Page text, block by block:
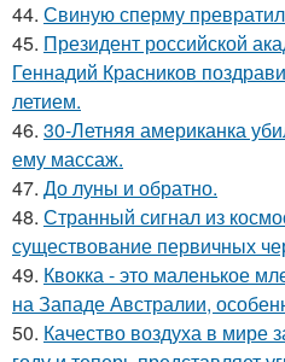
44. Свиную сперму
45. Президент российской
Геннадий Красников
летием.
46. 30-Летняя американка
ему массаж.
47. До луны и обратно.
48. Странный сигнал из
существование первичных
49. Квокка - это маленькое
на Западе Австралии,
50. Качество воздуха в мире